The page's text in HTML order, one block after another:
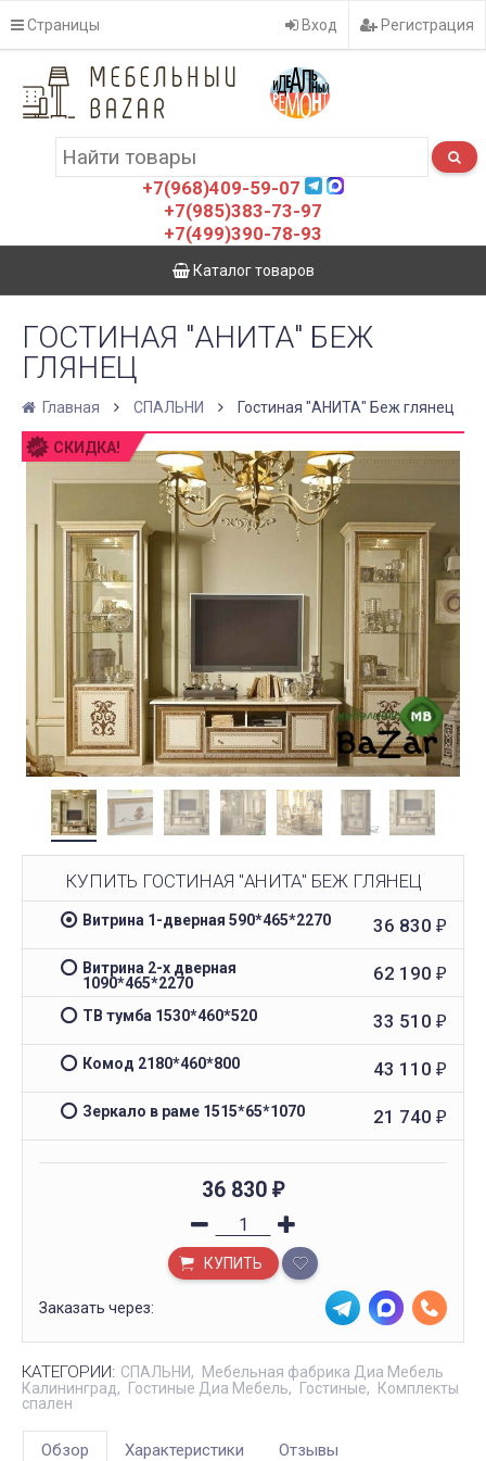
Страницы Вход Регистрация
+7(968)409-59-07
+7(985)383-73-97
+7(499)390-78-93
Каталог товаров
ГОСТИНАЯ "АНИТА" БЕЖ
ГЛЯНЕЦ
Главная СПАЛЬНИ Гостиная "АНИТА" Беж глянец
СКИДКА!
КУПИТЬ ГОСТИНАЯ "АНИТА" БЕЖ ГЛЯНЕЦ
Витрина 1-дверная 590*465*2270 36 830 ₽
Витрина 2-х дверная
1090*465*2270
62 190 ₽
ТВ тумба 1530*460*520 33 510 ₽
Комод 2180*460*800 43 110 ₽
Зеркало в раме 1515*65*1070 21 740 ₽
36 830 ₽
КУПИТЬ
Заказать через:
КАТЕГОРИИ: СПАЛЬНИ
Мебельная фабрика Диа Мебель
Калининград
Гостиные Диа Мебель Гостиные
Комплекты
спален
Обзор Характеристики Отзывы